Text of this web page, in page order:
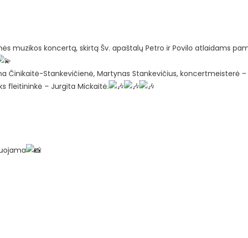
muzikos koncertą, skirtą Šv. apaštalų Petro ir Povilo atlaidams
Činikaitė-Stankevičienė, Martynas Stankevičius, koncertmeisterė –
fleitininkė – Jurgita Mickaitė.